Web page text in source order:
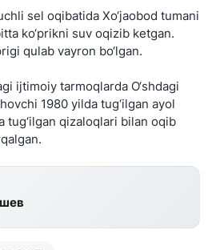
sel oqibatida Xo‘jaobod tumani
ko‘prikni suv oqizib ketgan.
qulab vayron bo‘lgan.
ijtimoiy tarmoqlarda O‘shdagi
1980 yilda tug‘ilgan ayol
tug‘ilgan qizaloqlari bilan oqib